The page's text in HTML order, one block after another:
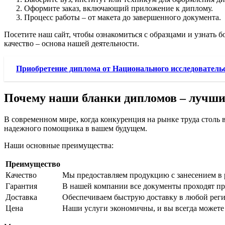
Оформите заказ, включающий приложение к диплому.
Процесс работы – от макета до завершенного документа.
Посетите наш сайт, чтобы ознакомиться с образцами и
качество – основа нашей деятельности.
Приобретение диплома от Национального
Почему наши бланки дипломов –
В современном мире, когда конкуренция на рынке труда
надежного помощника в вашем будущем.
Наши основные преимущества:
Преимущество
Качество
Мы предоставляем продукцию с занесением
Гарантия
В нашей компании все документы проходят
Доставка
Обеспечиваем быструю доставку в любой
Цена
Наши услуги экономичны, и вы всегда можете